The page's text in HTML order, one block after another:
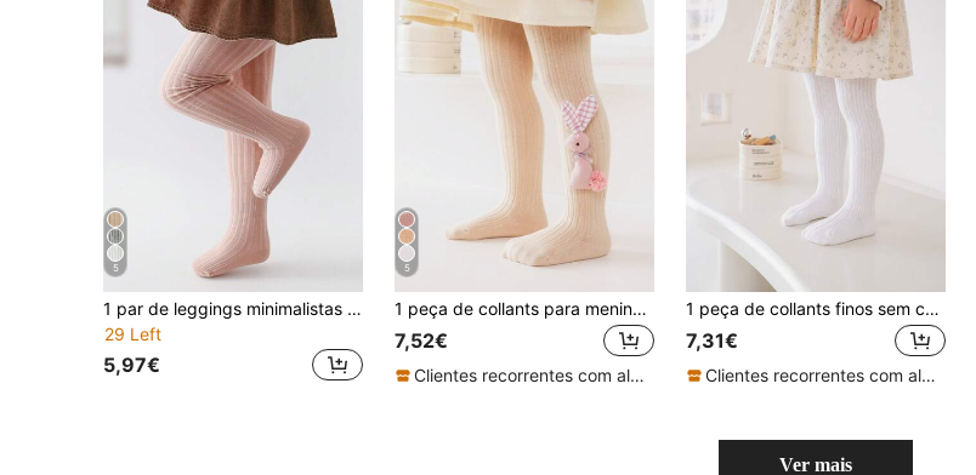
5
1 par de leggings minimalistas para meninas e bebês, ideais para atividades esportivas casuais ao ar livre, perfeitas para todas as estações e para combinar com vestidos.
29 Left
5,97€
5
1 peça de collants para menina, leggings finas para bebé de primavera/outono, collants para criança pequena, leggings com estribo, collants de peça única para criança
7,52€
Clientes recorrentes com alta taxa de retorno
1 peça de collants finos sem costuras para menina, primavera/outono, leggings para bebé
7,31€
Clientes recorrentes com alta taxa de retorno
Ver mais